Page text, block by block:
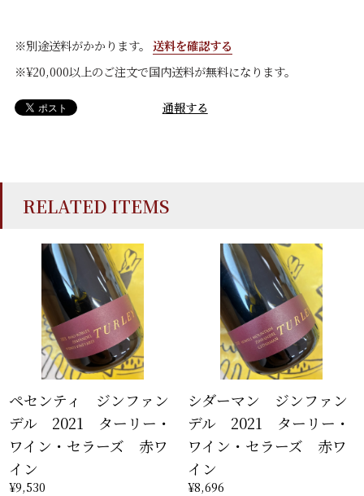
※別途送料がかかります。 送料を確認する
※¥20,000以上のご注文で国内送料が無料になります。
通報する
RELATED ITEMS
ペセンティ ジンファン
デル 2021 ターリー・
ワイン・セラーズ 赤ワ
イン
¥9,530
シダーマン ジンファン
デル 2021 ターリー・
ワイン・セラーズ 赤ワ
イン
¥8,696